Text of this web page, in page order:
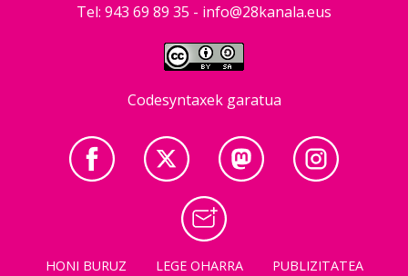
Tel: 943 69 89 35 - info@28kanala.eus
Codesyntaxek garatua
HONI BURUZ LEGE OHARRA
PUBLIZITATEA